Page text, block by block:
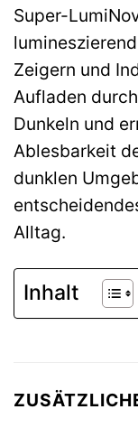
Super-
Zeigern und
Aufladen
Dunkeln und
Ablesbarkeit
dunklen
Alltag.
Inhalt